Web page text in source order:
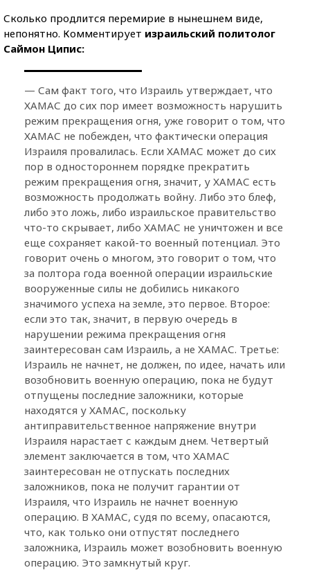
Сколько продлится перемирие в нынешнем виде,
непонятно. Комментирует израильский политолог
Саймон Ципис:
— Сам факт того, что Израиль утверждает, что
ХАМАС до сих пор имеет возможность нарушить
режим прекращения огня, уже говорит о том, что
ХАМАС не побежден, что фактически операция
Израиля провалилась. Если ХАМАС может до сих
пор в одностороннем порядке прекратить
режим прекращения огня, значит, у ХАМАС есть
возможность продолжать войну. Либо это блеф,
либо это ложь, либо израильское правительство
что-то скрывает, либо ХАМАС не уничтожен и все
еще сохраняет какой-то военный потенциал. Это
говорит очень о многом, это говорит о том, что
за полтора года военной операции израильские
вооруженные силы не добились никакого
значимого успеха на земле, это первое. Второе:
если это так, значит, в первую очередь в
нарушении режима прекращения огня
заинтересован сам Израиль, а не ХАМАС. Третье:
Израиль не начнет, не должен, по идее, начать или
возобновить военную операцию, пока не будут
отпущены последние заложники, которые
находятся у ХАМАС, поскольку
антиправительственное напряжение внутри
Израиля нарастает с каждым днем. Четвертый
элемент заключается в том, что ХАМАС
заинтересован не отпускать последних
заложников, пока не получит гарантии от
Израиля, что Израиль не начнет военную
операцию. В ХАМАС, судя по всему, опасаются,
что, как только они отпустят последнего
заложника, Израиль может возобновить военную
операцию. Это замкнутый круг.